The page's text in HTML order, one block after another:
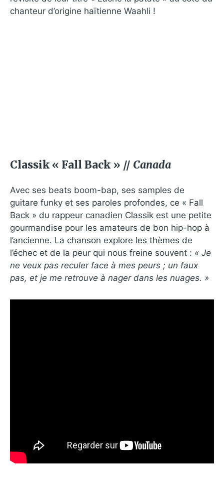
chanteur d’origine haïtienne Waahli !
Classik « Fall Back » // Canada
Avec ses beats boom-bap, ses samples de
guitare funky et ses paroles profondes, ce « Fall
Back » du rappeur canadien Classik est une petite
gourmandise pour les amateurs de bon hip-hop à
l’ancienne. La chanson explore les thèmes de
l’échec et de la peur qui nous freine souvent : « Je
ne veux pas reculer face à mes peurs ; un faux
pas, et je me retrouve à nager dans les nuages. »